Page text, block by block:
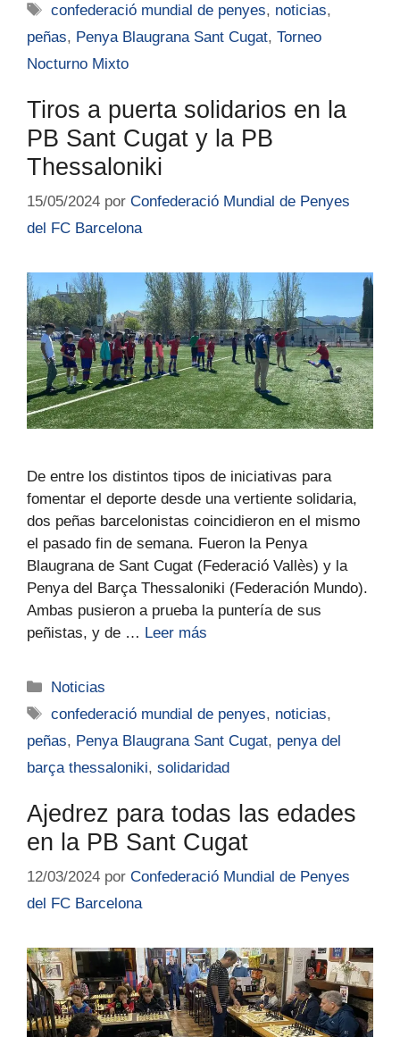
confederació mundial de penyes, noticias,
peñas, Penya Blaugrana Sant Cugat, Torneo
Nocturno Mixto
Tiros a puerta solidarios en la
PB Sant Cugat y la PB
Thessaloniki
15/05/2024 por Confederació Mundial de Penyes
del FC Barcelona
De entre los distintos tipos de iniciativas para
fomentar el deporte desde una vertiente solidaria,
dos peñas barcelonistas coincidieron en el mismo
el pasado fin de semana. Fueron la Penya
Blaugrana de Sant Cugat (Federació Vallès) y la
Penya del Barça Thessaloniki (Federación Mundo).
Ambas pusieron a prueba la puntería de sus
peñistas, y de … Leer más
Noticias
confederació mundial de penyes, noticias,
peñas, Penya Blaugrana Sant Cugat, penya del
barça thessaloniki, solidaridad
Ajedrez para todas las edades
en la PB Sant Cugat
12/03/2024 por Confederació Mundial de Penyes
del FC Barcelona